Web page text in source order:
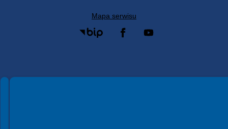
Mapa serwisu
Spełniamy standardy WCAG 2.2
Spełniamy standardy W3C